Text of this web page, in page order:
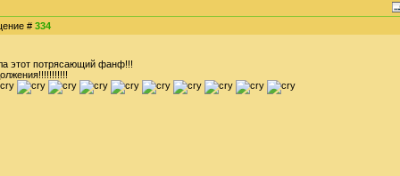
# 334
этот потрясающий фанф!!!